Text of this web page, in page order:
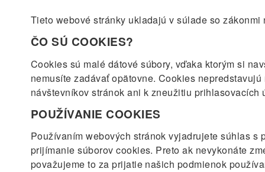
Tieto webové stránky ukladajú v súlade so
ČO SÚ COOKIES?
Cookies sú malé dátové súbory, vďaka ktorým si
nemusíte zadávať opätovne. Cookies
návštevníkov stránok ani k zneužitiu prihlasovacích
POUŽÍVANIE COOKIES
Používaním webových stránok vyjadrujete súhlas
prijímanie súborov cookies. Preto ak nevykonáte
považujeme to za prijatie našich podmienok